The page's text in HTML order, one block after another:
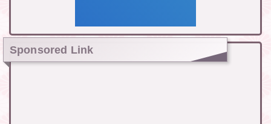
Sponsored Link